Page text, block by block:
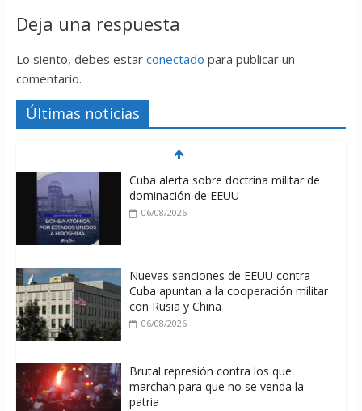
Deja una respuesta
Lo siento, debes estar conectado para publicar un
comentario.
Últimas noticias
Cuba alerta sobre doctrina militar de
dominación de EEUU
06/08/2026
Nuevas sanciones de EEUU contra
Cuba apuntan a la cooperación militar
con Rusia y China
06/08/2026
Brutal represión contra los que
marchan para que no se venda la
patria